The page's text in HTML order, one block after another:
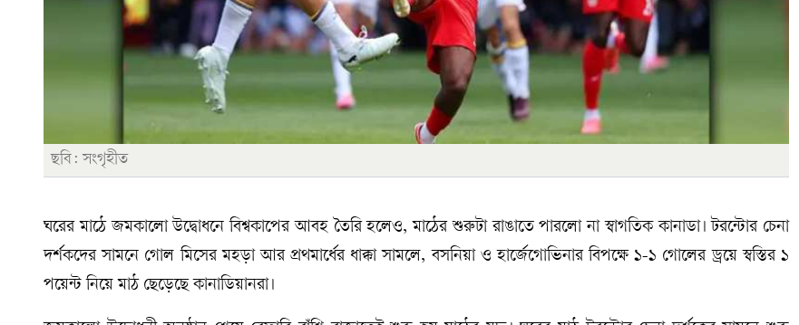
ছবি: সংগৃহীত
ঘরের মাঠে জমকালো উদ্বোধনে বিশ্বকাপের আবহ তৈরি হলেও, মাঠের শুরুটা রাঙাতে পারলো না স্বাগতিক কানাডা। টরন্টোর চেনা
দর্শকদের সামনে গোল মিসের মহড়া আর প্রথমার্ধের ধাক্কা সামলে, বসনিয়া ও হার্জেগোভিনার বিপক্ষে ১-১ গোলের ড্রয়ে স্বস্তির ১
পয়েন্ট নিয়ে মাঠ ছেড়েছে কানাডিয়ানরা।